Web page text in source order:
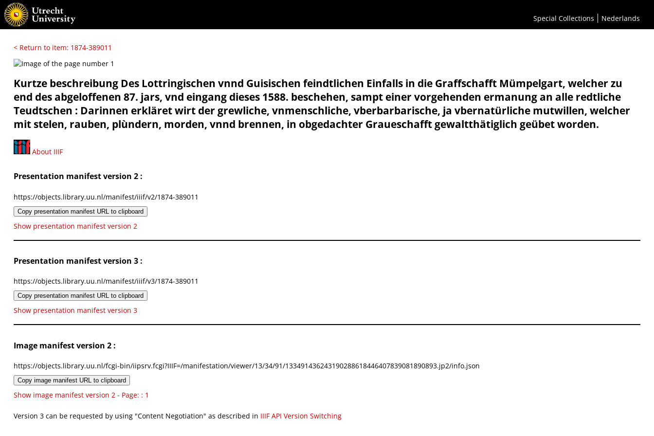
Special Collections Nederlands
< Return to item: 1874-389011
Kurtze beschreibung Des Lottringischen vnnd Guisischen feindtlichen Einfalls in die Graffschafft Mümpelgart, welcher zu
end des abgeloffenen 87. jars, vnd eingang dieses 1588. beschehen, sampt einer vorgehenden ermanung an alle redtliche
Teudtschen : Darinnen erkläret wirt der grewliche, vnmenschliche, vberbarbarische, ja vbernatürliche mutwillen, welcher
mit stelen, rauben, plùndern, morden, vnnd brennen, in obgedachter Graueschafft gewaltthätiglich geübet worden.
About IIIF
Presentation manifest version 2 :
https://objects.library.uu.nl/manifest/iiif/v2/1874-389011
Copy presentation manifest URL to clipboard
Show presentation manifest version 2
Presentation manifest version 3 :
https://objects.library.uu.nl/manifest/iiif/v3/1874-389011
Copy presentation manifest URL to clipboard
Show presentation manifest version 3
Image manifest version 2 :
https://objects.library.uu.nl/fcgi-bin/iipsrv.fcgi?IIIF=/manifestation/viewer/13/34/91/133491436243190288618446407839081890893.jp2/info.json
Copy image manifest URL to clipboard
Show image manifest version 2 - Page: : 1
Version 3 can be requested by using "Content Negotiation" as described in IIIF API Version Switching